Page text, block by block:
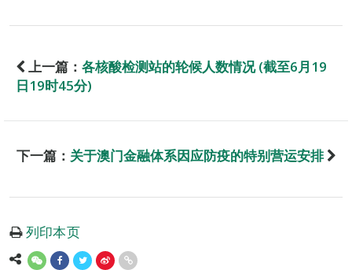
上一篇： 各核酸检测站的轮候人数情况 (截至6月19
日19时45分)
下一篇： 关于澳门金融体系因应防疫的特别营运安排
列印本页